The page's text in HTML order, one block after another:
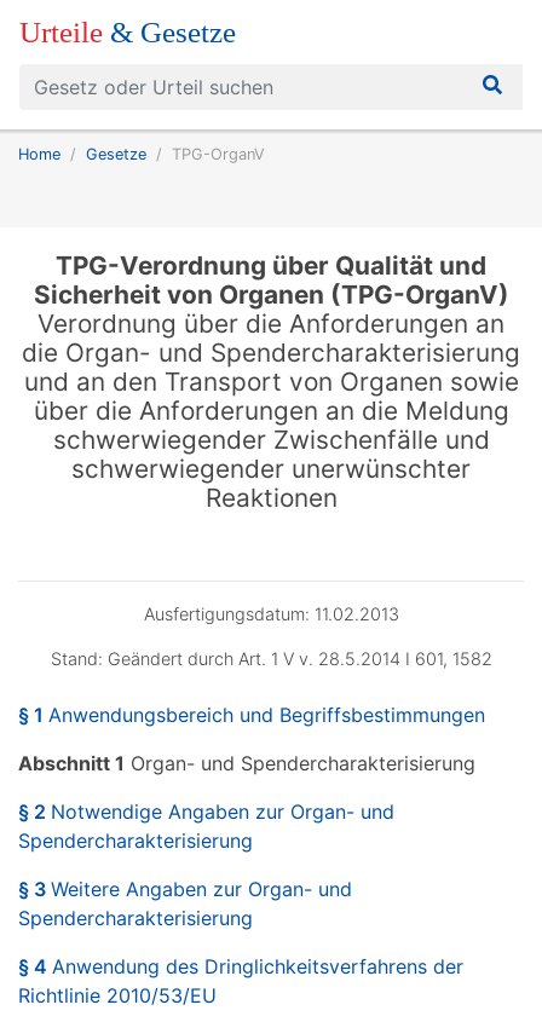
Urteile & Gesetze
Home Gesetze TPG-OrganV
TPG-Verordnung über Qualität und
Sicherheit von Organen (TPG-OrganV)
Verordnung über die Anforderungen an
die Organ- und Spendercharakterisierung
und an den Transport von Organen sowie
über die Anforderungen an die Meldung
schwerwiegender Zwischenfälle und
schwerwiegender unerwünschter
Reaktionen
Ausfertigungsdatum: 11.02.2013
Stand: Geändert durch Art. 1 V v. 28.5.2014 I 601, 1582
§ 1 Anwendungsbereich und Begriffsbestimmungen
Abschnitt 1 Organ- und Spendercharakterisierung
§ 2 Notwendige Angaben zur Organ- und
Spendercharakterisierung
§ 3 Weitere Angaben zur Organ- und
Spendercharakterisierung
§ 4 Anwendung des Dringlichkeitsverfahrens der
Richtlinie 2010/53/EU